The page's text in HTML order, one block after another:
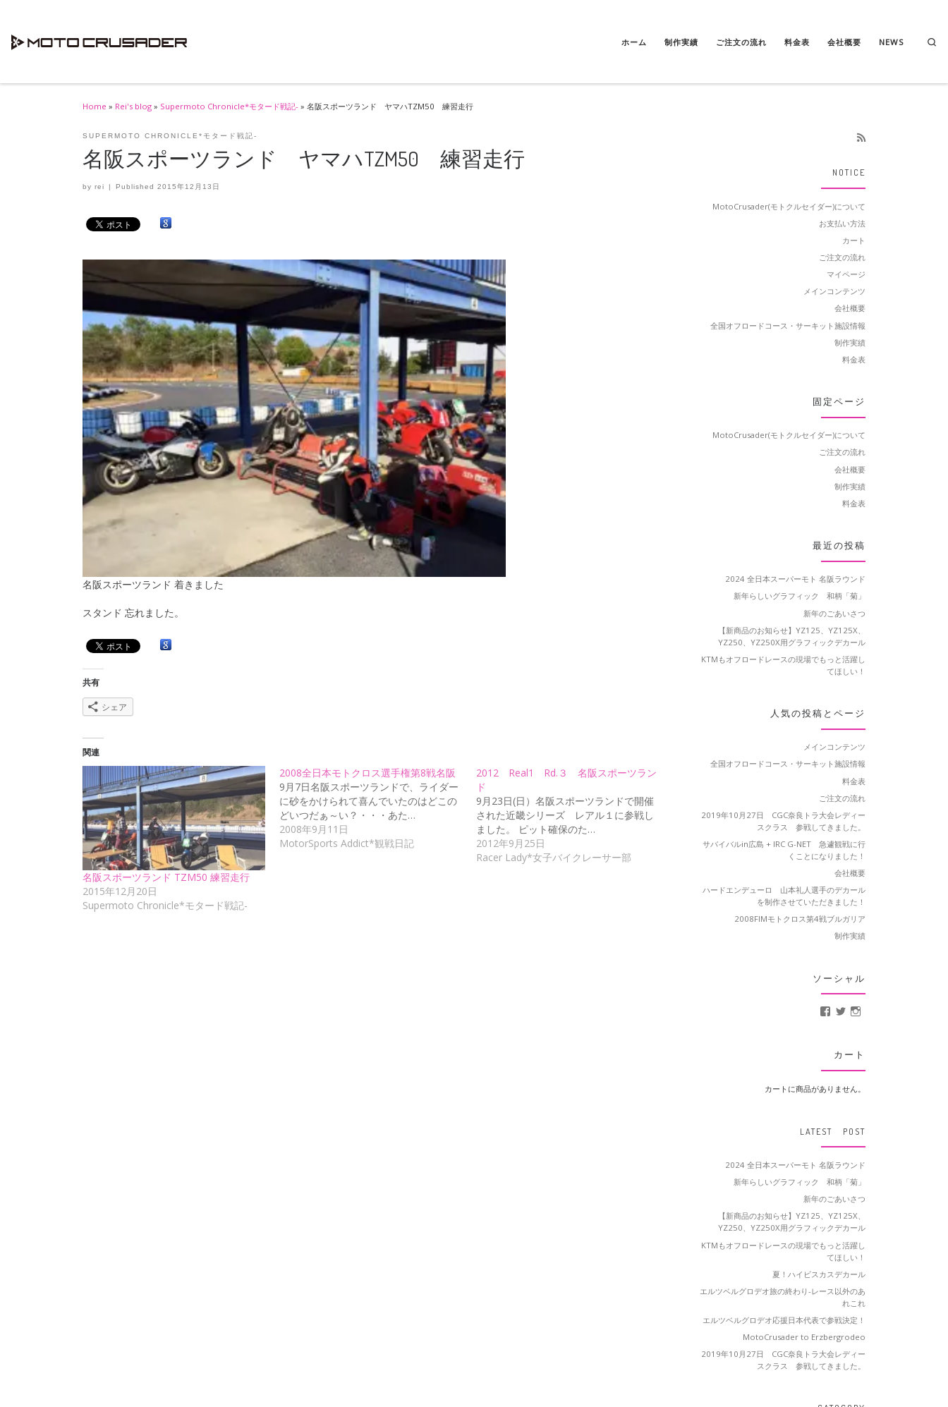
ホーム 制作実績 ご注文の流れ 料金表 会社概要 NEWS
Home » Rei's blog » Supermoto Chronicle*モタード戦記- » 名阪スポーツランド ヤマハTZM50 練習走行
SUPERMOTO CHRONICLE*モタード戦記-
名阪スポーツランド ヤマハTZM50 練習走行
by rei | Published2015年12月13日
名阪スポーツランド 着きました
スタンド 忘れました。
共有
シェア
関連
名阪スポーツランド TZM50 練習走行
2015年12月20日
Supermoto Chronicle*モタード戦記-
2008全日本モトクロス選手権第8戦名阪
9月7日名阪スポーツランドで、ライダー
に砂をかけられて喜んでいたのはどこの
どいつだぁ～い？・・・あた…
2008年9月11日
MotorSports Addict*観戦日記
2012 Real1 Rd.３ 名阪スポーツラン
ド
9月23日(日）名阪スポーツランドで開催
された近畿シリーズ レアル１に参戦し
ました。 ピット確保のた…
2012年9月25日
Racer Lady*女子バイクレーサー部
NOTICE
MotoCrusader(モトクルセイダー)について
お支払い方法
カート
ご注文の流れ
マイページ
メインコンテンツ
会社概要
全国オフロードコース・サーキット施設情報
制作実績
料金表
固定ページ
MotoCrusader(モトクルセイダー)について
ご注文の流れ
会社概要
制作実績
料金表
最近の投稿
2024 全日本スーパーモト 名阪ラウンド
新年らしいグラフィック 和柄「菊」
新年のごあいさつ
【新商品のお知らせ】YZ125、YZ125X、
YZ250、YZ250X用グラフィックデカール
KTMもオフロードレースの現場でもっと活躍し
てほしい！
人気の投稿とページ
メインコンテンツ
全国オフロードコース・サーキット施設情報
料金表
ご注文の流れ
2019年10月27日 CGC奈良トラ大会レディー
スクラス 参戦してきました。
サバイバルin広島 + IRC G-NET 急遽観戦に行
くことになりました！
会社概要
ハードエンデューロ 山本礼人選手のデカール
を制作させていただきました！
2008FIMモトクロス第4戦ブルガリア
制作実績
ソーシャル
MotoCrusader さんのプ
@MotoCrusader さ
カート
カートに商品がありません。
LATEST POST
2024 全日本スーパーモト 名阪ラウンド
新年らしいグラフィック 和柄「菊」
新年のごあいさつ
【新商品のお知らせ】YZ125、YZ125X、
YZ250、YZ250X用グラフィックデカール
KTMもオフロードレースの現場でもっと活躍し
てほしい！
夏！ハイビスカスデカール
エルツベルグロデオ旅の終わり-レース以外のあ
れこれ
エルツベルグロデオ応援日本代表で参戦決定！
MotoCrusader to Erzbergrodeo
2019年10月27日 CGC奈良トラ大会レディー
スクラス 参戦してきました。